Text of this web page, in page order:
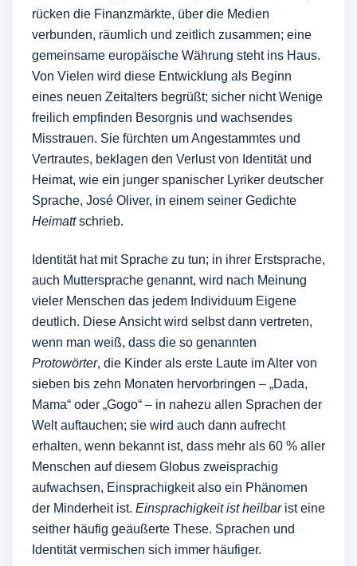
rücken die Finanzmärkte, über die Medien
verbunden, räumlich und zeitlich zusammen; eine
gemeinsame europäische Währung steht ins Haus.
Von Vielen wird diese Entwicklung als Beginn
eines neuen Zeitalters begrüßt; sicher nicht Wenige
freilich empfinden Besorgnis und wachsendes
Misstrauen. Sie fürchten um Angestammtes und
Vertrautes, beklagen den Verlust von Identität und
Heimat, wie ein junger spanischer Lyriker deutscher
Sprache, José Oliver, in einem seiner Gedichte
Heimattschrieb.
Identität hat mit Sprache zu tun; in ihrer Erstsprache,
auch Muttersprache genannt, wird nach Meinung
vieler Menschen das jedem Individuum Eigene
deutlich. Diese Ansicht wird selbst dann vertreten,
wenn man weiß, dass die so genannten
Protowörter, die Kinder als erste Laute im Alter von
sieben bis zehn Monaten hervorbringen – „Dada,
Mama“ oder „Gogo“ – in nahezu allen Sprachen der
Welt auftauchen; sie wird auch dann aufrecht
erhalten, wenn bekannt ist, dass mehr als 60 % aller
Menschen auf diesem Globus zweisprachig
aufwachsen, Einsprachigkeit also ein Phänomen
der Minderheit ist. Einsprachigkeit ist heilbarist eine
seither häufig geäußerte These. Sprachen und
Identität vermischen sich immer häufiger.